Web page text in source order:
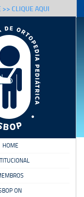
>> CLIQUE AQUI
HOME
ON